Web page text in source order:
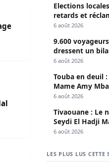
très émouvant de Kalidou
en 2029” : le
du PM Ousmane
Elections
retards et
clair
6 août 2026
9.600
dressent un
6 août 2026
Touba en deuil
Mame Amy
des Mourides
6 août 2026
Tivaouane : Le
Seydi El Hadji
lundi
6 août 2026
LES PLUS LUS CETTE